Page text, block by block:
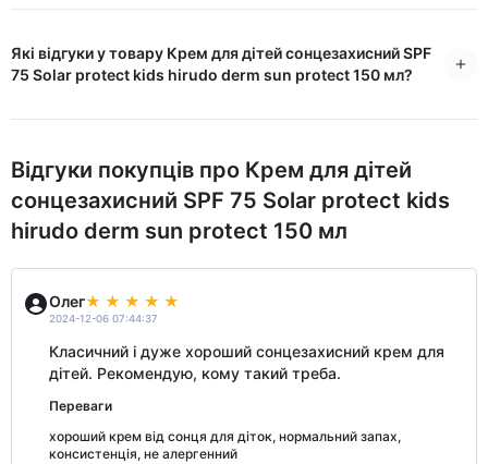
Які відгуки у товару Крем для дітей сонцезахисний SPF
75 Solar protect kids hirudo derm sun protect 150 мл?
Відгуки покупців про Крем для дітей
сонцезахисний SPF 75 Solar protect kids
hirudo derm sun protect 150 мл
Олег
2024-12-06 07:44:37
Класичний і дуже хороший сонцезахисний крем для
дітей. Рекомендую, кому такий треба.
Переваги
хороший крем від сонця для діток, нормальний запах,
консистенція, не алергенний